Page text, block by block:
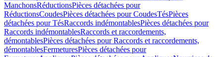
ManchonsRéductionsPièces détachées pour
RéductionsCoudesPièces détachées pour CoudesTésPièces
détachées pour TésRaccords indémontablesPièces détachées pour
Raccords indémontablesRaccords et raccordements,
démontablesPièces détachées pour Raccords et raccordements,
démontablesFermeturesPièces détachées pour